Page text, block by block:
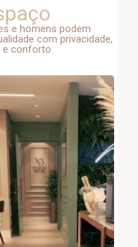
e homens podem
com privacidade,
e conforto.